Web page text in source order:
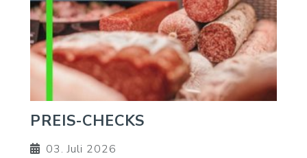
PREIS-CHECKS
03. Juli 2026